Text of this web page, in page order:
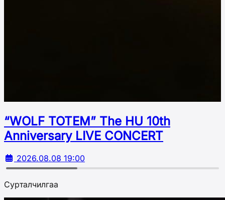
“WOLF TOTEM” The HU 10th
Аnniversary LIVE CONCERT
2026.08.08 19:00
Сурталчилгаа